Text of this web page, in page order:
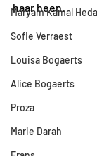
Maryam Kamal
Sofie Verraest
Louisa Bogaerts
Alice Bogaerts
Proza
Marie Darah
haar heen.